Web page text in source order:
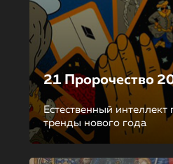
21 Пророчество
Естественный интеллект
тренды нового года